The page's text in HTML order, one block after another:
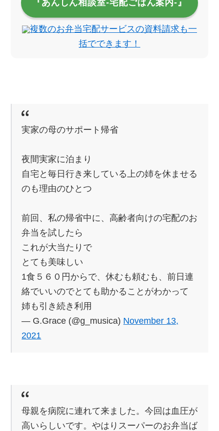
『あんしん相談室‐宅配ごはん案内‐』
複数のお弁当宅配サービスの資料請求も一
括でできます！
実家の母のサポート帰省
夜間実家に泊まり
自宅と毎日行き来している上の姉を休ませる
のも理由のひとつ
前回、私の帰省中に、高齢者向けの宅配のお
弁当を試したら
これが大当たりで
とても美味しい
1食５６０円からで、休むも頼むも、前日連
絡でいいのでとても助かることがわかって
姉も引き続き利用
— G.Grace (@g_musica) November 13,
2021
母親を病院に連れて来ました。今回は血圧が
高いらしいです。やはりスーパーのお弁当ば